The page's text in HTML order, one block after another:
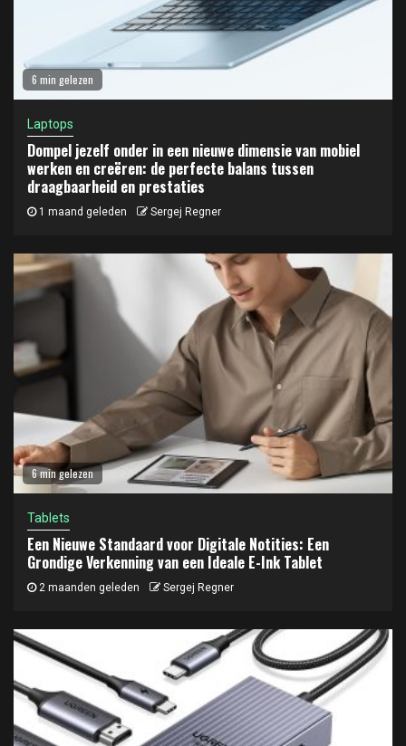
6 min gelezen
Laptops
Dompel jezelf onder in een nieuwe dimensie van mobiel
werken en creëren: de perfecte balans tussen
draagbaarheid en prestaties
1 maand geleden Sergej Regner
6 min gelezen
Tablets
Een Nieuwe Standaard voor Digitale Notities: Een
Grondige Verkenning van een Ideale E-Ink Tablet
2 maanden geleden Sergej Regner